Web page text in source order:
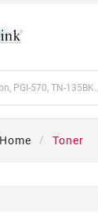
Home Toner